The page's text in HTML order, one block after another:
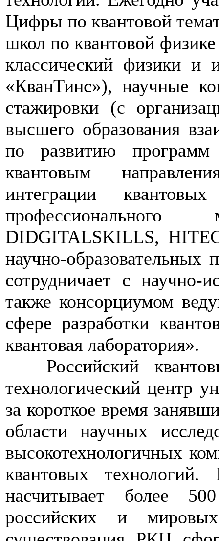
Цифры по квантовой
школ по квантовой
классический физики и
«КванТинс»), научные
стажировки (с
высшего образования
по развитию программ
квантовым
интеграции
профессионального
DIDGITALSKILLS,
научно-образовательных
сотрудничает с научно-
также консорциумом
сфере разработки
квантовая лаборатория».
Российский
технологический центр
за короткое время
области научных
высокотехнологичных
квантовых
насчитывает более
российских и